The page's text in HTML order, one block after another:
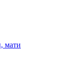
мати